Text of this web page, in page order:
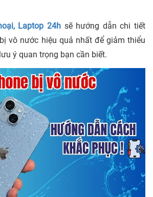
Laptop 24h sẽ hướng dẫn chi tiết
vô nước hiệu quả nhất để giảm thiểu
ý quan trọng bạn cần biết.